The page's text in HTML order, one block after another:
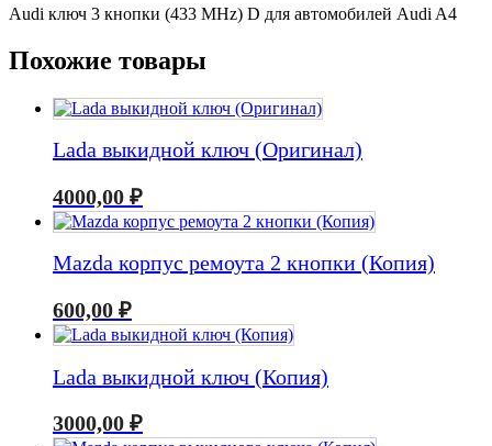
D
Audi ключ 3 кнопки (433 MHz) D для автомобилей Audi A4
Похожие товары
Lada выкидной ключ (Оригинал)
4000,00 ₽
Mazda корпус ремоута 2 кнопки (Копия)
600,00 ₽
Lada выкидной ключ (Копия)
3000,00 ₽